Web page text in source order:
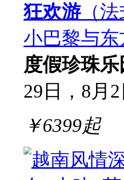
狂欢游（法
小巴黎与
度假珍珠乐
29日，8月
￥6399起